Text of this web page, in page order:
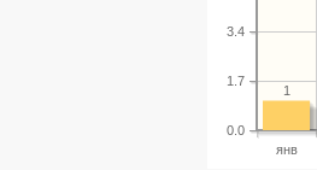
янв
0.0
1.7
3.4
1